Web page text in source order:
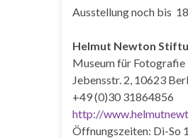
Ausstellung noch bis
Helmut Newton
Museum für Fotografie
Jebensstr. 2, 10623
+49 (0)30 31864856
http://
Öffnungszeiten: Di-So